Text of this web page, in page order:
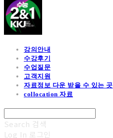
강의안내
수강후기
수업질문
고객지원
자료정보 다운 받을 수 있는 곳
collocation 자료
Search 검색
Log In 로그인